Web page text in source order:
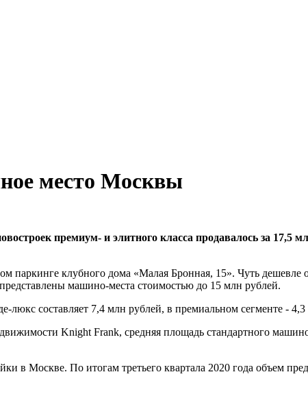
место Москвы
премиум- и элитного класса продавалось за
паркинге клубного дома «Малая Бронная, 15». Чуть
машино-места стоимостью до 15 млн рублей.
люкс составляет 7,4 млн рублей, в премиальном сегменте -
Knight Frank, средняя площадь стандартного
в Москве. По итогам третьего квартала 2020 года объем